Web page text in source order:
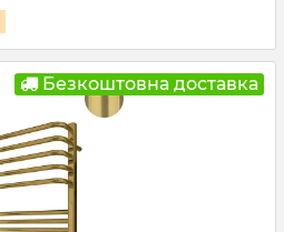
Безкоштовна доставка